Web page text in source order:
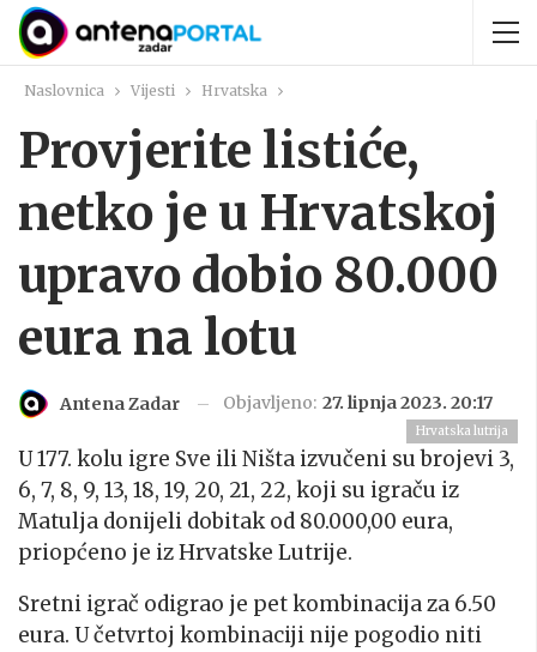
Naslovnica Vijesti Hrvatska
Provjerite listiće,
netko je u Hrvatskoj
upravo dobio 80.000
eura na lotu
Antena Zadar Objavljeno: 27. lipnja 2023. 20:17
Hrvatska lutrija
U 177. kolu igre Sve ili Ništa izvučeni su brojevi 3,
6, 7, 8, 9, 13, 18, 19, 20, 21, 22, koji su igraču iz
Matulja donijeli dobitak od 80.000,00 eura,
priopćeno je iz Hrvatske Lutrije.
Sretni igrač odigrao je pet kombinacija za 6.50
eura. U četvrtoj kombinaciji nije pogodio niti